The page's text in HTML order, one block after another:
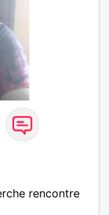
rencontre